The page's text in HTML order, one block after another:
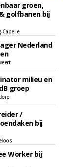
groen,
golfbanen bij
Capelle
Nederland
milieu en
groep
/
bij
Worker bij